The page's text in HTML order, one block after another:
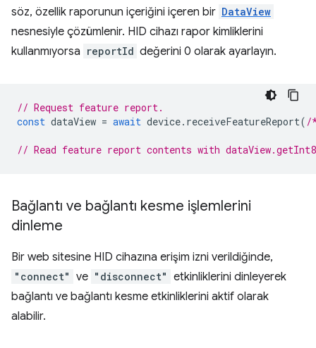
söz, özellik raporunun içeriğini içeren bir DataView
nesnesiyle çözümlenir. HID cihazı rapor kimliklerini
kullanmıyorsa reportId değerini 0 olarak ayarlayın.
// Request feature report.
const dataView = await device. receiveFeatureReport( /
// Read feature report contents with
Bağlantı ve bağlantı kesme işlemlerini
dinleme
Bir web sitesine HID cihazına erişim izni verildiğinde,
"connect" ve "disconnect" etkinliklerini dinleyerek
bağlantı ve bağlantı kesme etkinliklerini aktif olarak
alabilir.